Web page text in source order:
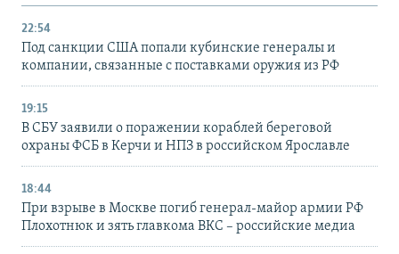
22:54
Под санкции США попали кубинские генералы и
компании, связанные с поставками оружия из РФ
19:15
В СБУ заявили о поражении кораблей береговой
охраны ФСБ в Керчи и НПЗ в российском Ярославле
18:44
При взрыве в Москве погиб генерал-майор армии РФ
Плохотнюк и зять главкома ВКС – российские медиа